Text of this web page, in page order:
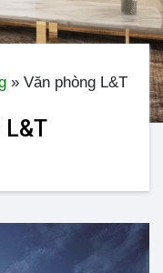
» Văn phòng L&T
L&T